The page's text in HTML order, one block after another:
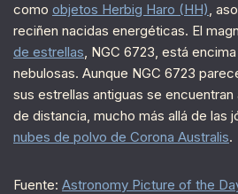
como objetos Herbig Haro (HH),
reciñen nacidas energéticas. El
de estrellas, NGC 6723, está
nebulosas. Aunque NGC 6723
sus estrellas antiguas se
de distancia, mucho más allá de las
nubes de polvo de Corona Australis.
Fuente: Astronomy Picture of the